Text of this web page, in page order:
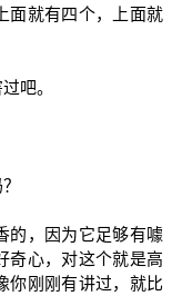
面就有四个，上面就
吧。
的，因为它足够有噱
奇心，对这个就是高
你刚刚有讲过，就比